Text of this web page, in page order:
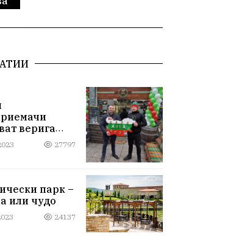
верига
за
стоки
27797
парк –
или чудо
24137